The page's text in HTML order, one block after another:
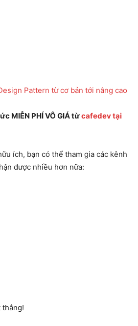
Pattern từ cơ bản tới nâng cao
MIỄN PHÍ VÔ GIÁ từcafedev tại
ích, bạn có thể tham gia các kênh
được nhiều hơn nữa:
thắng!